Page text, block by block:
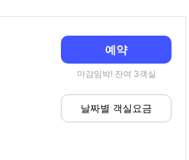
예약
마감임박! 잔여 3객실
날짜별 객실요금